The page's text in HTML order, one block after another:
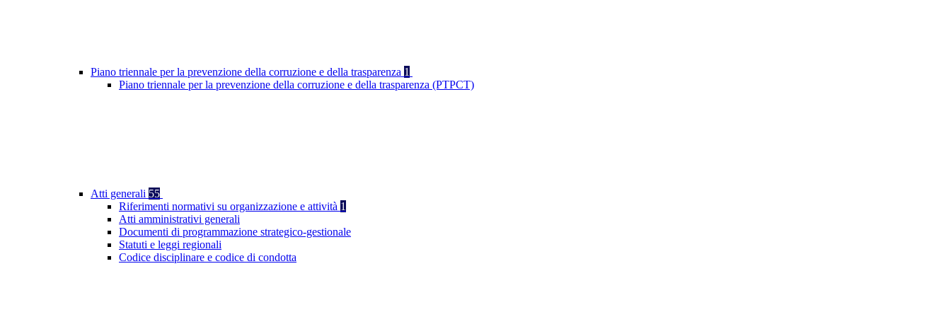
Piano triennale per la prevenzione della corruzione e della trasparenza 1
Piano triennale per la prevenzione della corruzione e della trasparenza (PTPCT)
Atti generali 55
Riferimenti normativi su organizzazione e attività 1
Atti amministrativi generali
Documenti di programmazione strategico-gestionale
Statuti e leggi regionali
Codice disciplinare e codice di condotta